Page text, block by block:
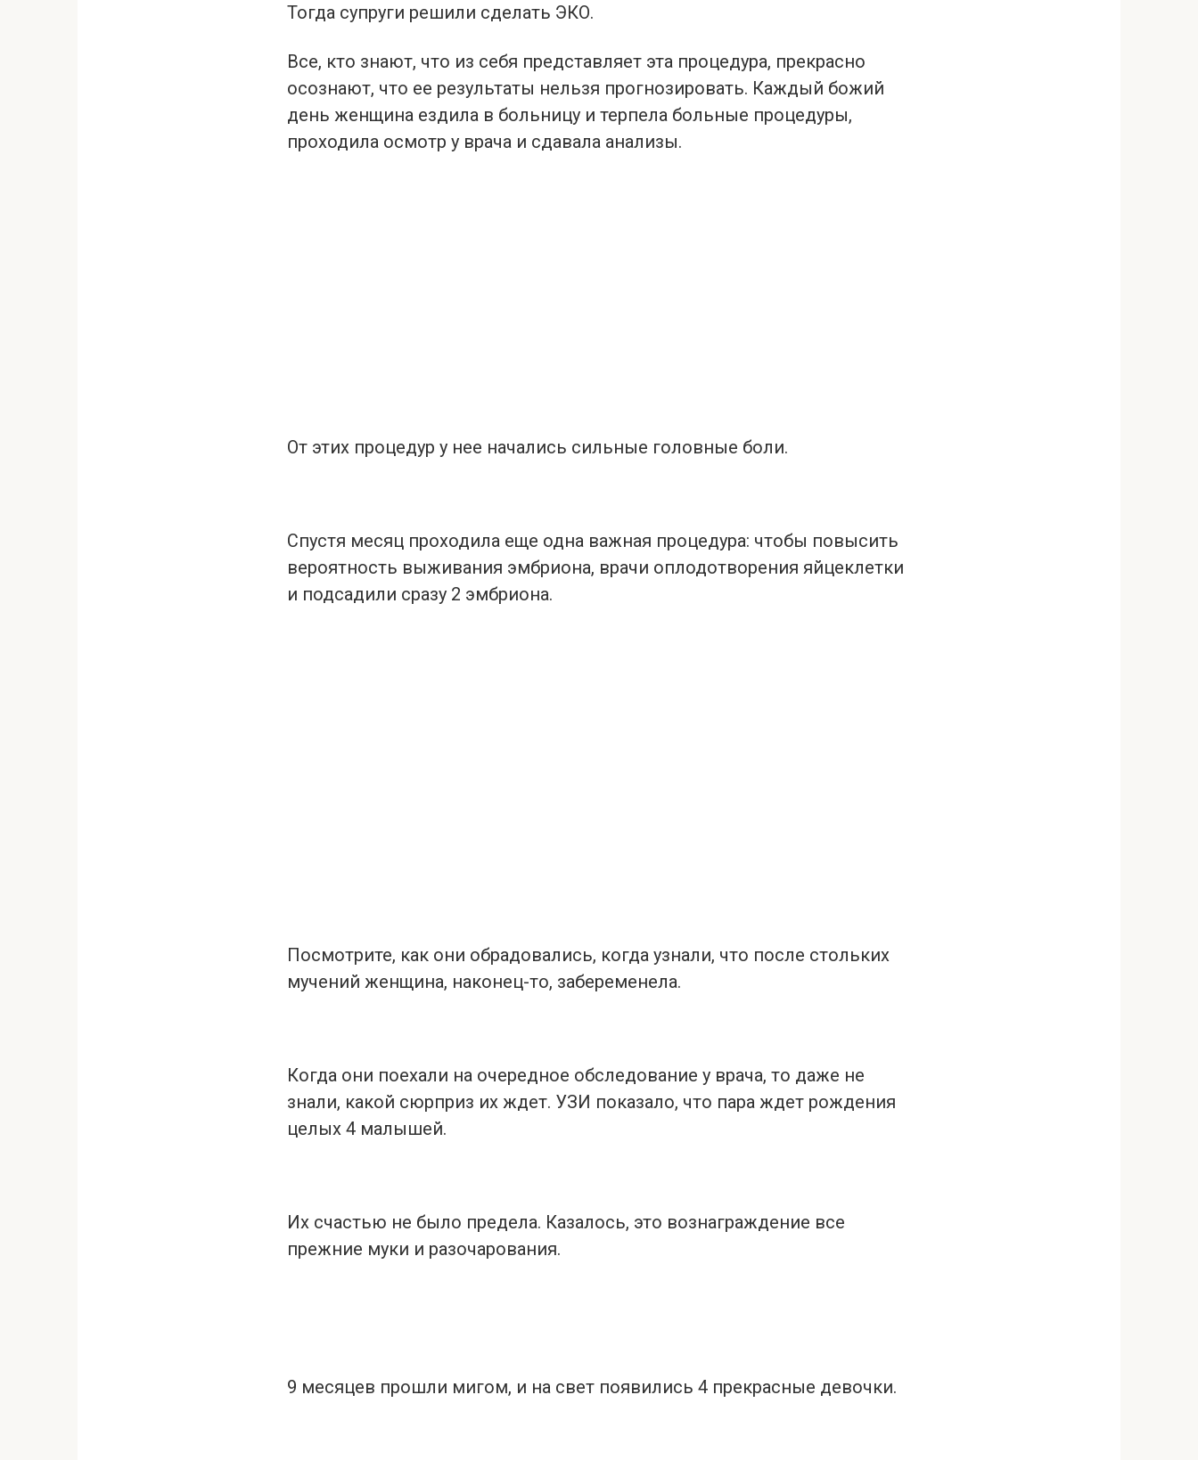
Тогда супруги решили сделать ЭКО.
Все, кто знают, что из себя представляет эта процедура, прекрасно
осознают, что ее результаты нельзя прогнозировать. Каждый божий
день женщина ездила в больницу и терпела больные процедуры,
проходила осмотр у врача и сдавала анализы.
От этих процедур у нее начались сильные головные боли.
Спустя месяц проходила еще одна важная процедура: чтобы повысить
вероятность выживания эмбриона, врачи оплодотворения яйцеклетки
и подсадили сразу 2 эмбриона.
Посмотрите, как они обрадовались, когда узнали, что после стольких
мучений женщина, наконец-то, забеременела.
Когда они поехали на очередное обследование у врача, то даже не
знали, какой сюрприз их ждет. УЗИ показало, что пара ждет рождения
целых 4 малышей.
Их счастью не было предела. Казалось, это вознаграждение все
прежние муки и разочарования.
9 месяцев прошли мигом, и на свет появились 4 прекрасные девочки.